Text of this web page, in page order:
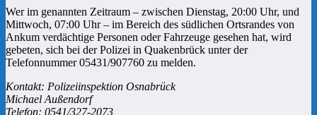
Wer im genannten Zeitraum – zwischen Dienstag, 20:00 Uhr, und
Mittwoch, 07:00 Uhr – im Bereich des südlichen Ortsrandes von
Ankum verdächtige Personen oder Fahrzeuge gesehen hat, wird
gebeten, sich bei der Polizei in Quakenbrück unter der
Telefonnummer 05431/907760 zu melden.
Kontakt: Polizeiinspektion Osnabrück
Michael Außendorf
Telefon: 0541/327-2073